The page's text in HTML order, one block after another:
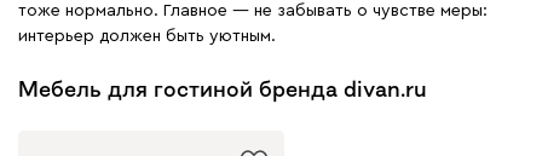
тоже нормально. Главное — не забывать о чувстве меры:
интерьер должен быть уютным.
Мебель для гостиной бренда divan.ru